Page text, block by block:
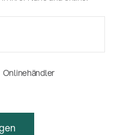
Onlinehändler